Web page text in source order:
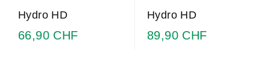
Hydro HD
66,90 CHF
Hydro HD
89,90 CHF